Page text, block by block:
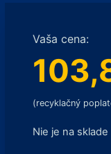
Vaša cena:
(recyklačný
Nie je na sklade